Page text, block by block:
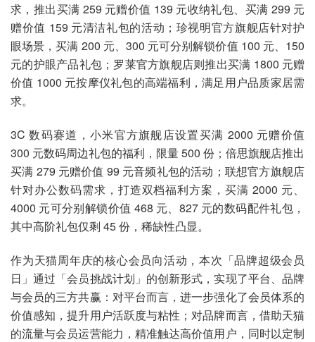
求，推出买满 259 元赠价值 139 元收纳礼包、买满 299 元
赠价值 159 元清洁礼包的活动；珍视明官方旗舰店针对护
眼场景，买满 200 元、300 元可分别解锁价值 100 元、150
元的护眼产品礼包；罗莱官方旗舰店则推出买满 1800 元赠
价值 1000 元按摩仪礼包的高端福利，满足用户品质家居需
求。
3C 数码赛道，小米官方旗舰店设置买满 2000 元赠价值
300 元数码周边礼包的福利，限量 500 份；倍思旗舰店推出
买满 279 元赠价值 99 元音频礼包的活动；联想官方旗舰店
针对办公数码需求，打造双档福利方案，买满 2000 元、
4000 元可分别解锁价值 468 元、827 元的数码配件礼包，
其中高阶礼包仅剩 45 份，稀缺性凸显。
作为天猫周年庆的核心会员向活动，本次「品牌超级会员
日」通过「会员挑战计划」的创新形式，实现了平台、品牌
与会员的三方共赢：对平台而言，进一步强化了会员体系的
价值感知，提升用户活跃度与粘性；对品牌而言，借助天猫
的流量与会员运营能力，精准触达高价值用户，同时以定制